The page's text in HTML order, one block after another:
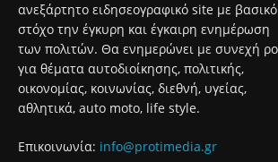
ανεξάρτητο ειδησεογραφικό site με βασικό
στόχο την έγκυρη και έγκαιρη ενημέρωση
των πολιτών. Θα ενημερώνει με συνεχή
για θέματα αυτοδιοίκησης, πολιτικής,
οικονομίας, κοινωνίας, διεθνή, υγείας,
αθλητικά, auto moto, life style.
Επικοινωνία: info@protimedia.gr